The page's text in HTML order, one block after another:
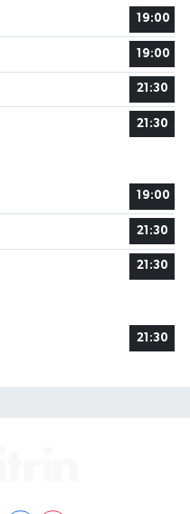
19:00
19:00
21:30
21:30
19:00
21:30
21:30
21:30